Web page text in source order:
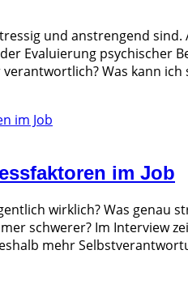
und anstrengend
Evaluierung psychischer
Was kann ich
im Job
wirklich? Was genau
schwerer? Im Interview
mehr